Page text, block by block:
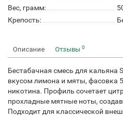
Вес, грамм:
Крепость:
Описание Отзывы 0
Бестабачная смесь для кальяна
вкусом лимона и мяты, фасовка
никотина. Профиль сочетает
прохладные мятные ноты,
Подходит для классической